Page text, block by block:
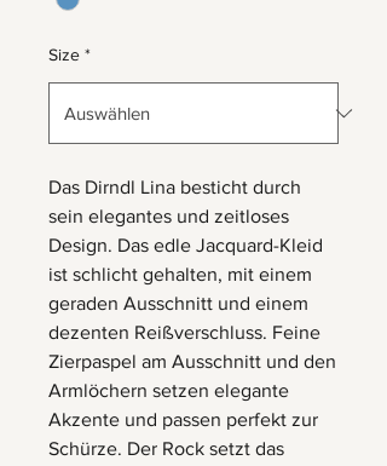
Size *
Das Dirndl Lina besticht durch
sein elegantes und zeitloses
Design. Das edle Jacquard-Kleid
ist schlicht gehalten, mit einem
geraden Ausschnitt und einem
dezenten Reißverschluss. Feine
Zierpaspel am Ausschnitt und den
Armlöchern setzen elegante
Akzente und passen perfekt zur
Schürze. Der Rock setzt das